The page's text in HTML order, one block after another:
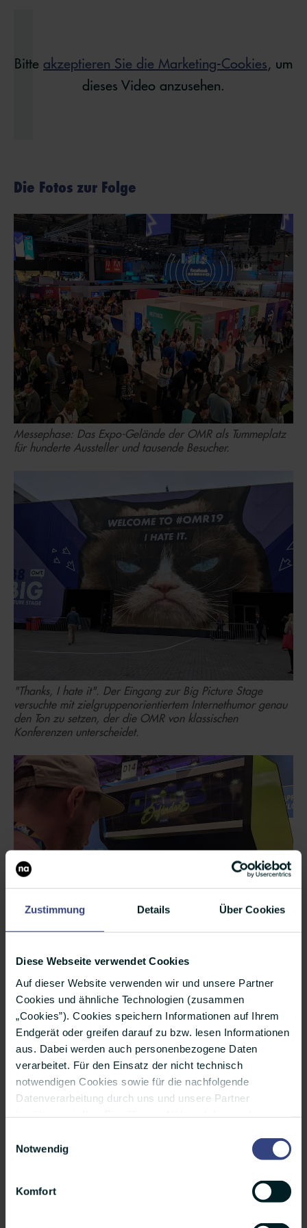
Zustimmung Details Über Cookies
Diese Webseite verwendet Cookies
Auf dieser Website verwenden wir und unsere Partner
Cookies und ähnliche Technologien (zusammen
„Cookies”). Cookies speichern Informationen auf Ihrem
Endgerät oder greifen darauf zu bzw. lesen Informationen
aus. Dabei werden auch personenbezogene Daten
verarbeitet. Für den Einsatz der nicht technisch
notwendigen Cookies sowie für die nachfolgende
Datenverarbeitung durch uns und unsere Partner
Partnern und einer möglichen Datenübermittlung in
Länder außerhalb der Europäischen Union finden Sie
unter „Details”. Ihre Auswahl können Sie jederzeit über
das kleine Icon unten auf der Website widerrufen oder
Notwendig
Komfort
Bitte akzeptieren Sie die Marketing-Cookies, um
dieses Video anzusehen.
Die Fotos zur Folge
Messephase: Das Expo-Gelände der OMR als Tummeplatz
für hunderte Aussteller und tausende Besucher.
"Thanks, I hate it". Der Eingang zur Big Picture Stage
versuchte mit zielgruppenorientiertem Internethumor genau
den Ton zu setzen, der die OMR von klassischen
Konferenzen unterscheidet.
Game, das schwer an Space Invaders erinnert, konnten
Punkte gesammelt und Apple Homepods gewonnen werden.